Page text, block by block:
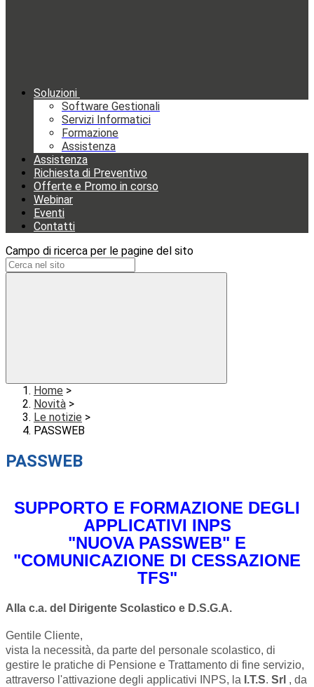
Soluzioni
Software Gestionali
Servizi Informatici
Formazione
Assistenza
Assistenza
Richiesta di Preventivo
Offerte e Promo in corso
Webinar
Eventi
Contatti
Campo di ricerca per le pagine del sito
Home >
Novità >
Le notizie >
PASSWEB
PASSWEB
SUPPORTO E FORMAZIONE DEGLI
APPLICATIVI INPS
"NUOVA PASSWEB" E
"COMUNICAZIONE DI CESSAZIONE
TFS"
Alla c.a. del Dirigente Scolastico e D.S.G.A.
Gentile Cliente,
vista la necessità, da parte del personale scolastico, di
gestire le pratiche di Pensione e Trattamento di fine servizio,
attraverso l'attivazione degli applicativi INPS, la I.T.S. Srl , da